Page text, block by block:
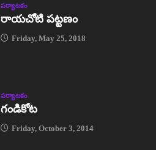
పర్యాటకం
రాయచోటి పట్టణం
Friday, May 25, 2018
పర్యాటకం
గండికోట
Friday, October 3, 2014